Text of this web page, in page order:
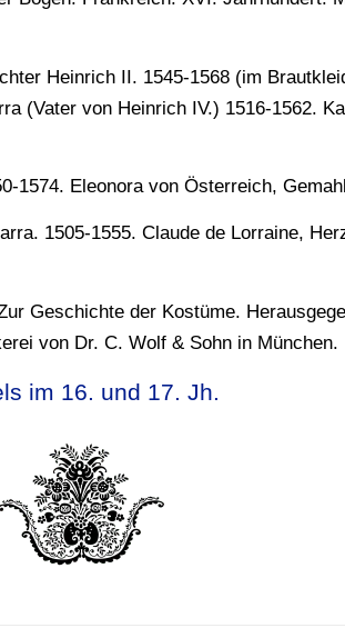
Heinrich II. 1545-1568 (im
(Vater von Heinrich IV.) 1516-1562.
1574. Eleonora von Österreich,
1505-1555. Claude de Lorraine,
Geschichte der Kostüme.
von Dr. C. Wolf & Sohn in München.
im 16. und 17. Jh.